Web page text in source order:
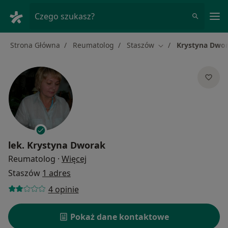
Czego szukasz?
Strona Główna Reumatolog Staszów Zmień miasto
Krystyna
lek. Krystyna Dworak
Reumatolog · Więcej
Staszów 1 adres
4 opinie
Pokaż dane kontaktowe